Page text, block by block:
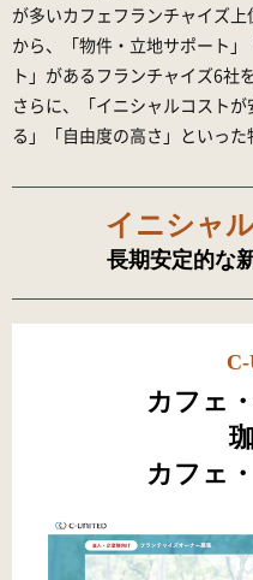
が多いカフェフランチャイズ
から、「物件・立地サポート
ト」があるフランチャイズ6社
さらに、「イニシャルコスト
る」「自由度の高さ」といった
イニシャ
長期安定的な
カフェ
カフェ